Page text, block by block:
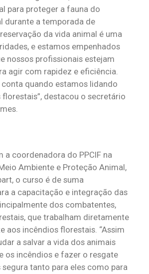
para proteger a fauna do
durante a temporada de
da vida animal é uma
e estamos empenhados
nossos profissionais estejam
agir com rapidez e eficiência.
conta quando estamos lidando
destacou o secretário
a coordenadora do PPCIF na
Ambiente e Proteção Animal,
o curso é de suma
a capacitação e integração das
dos combatentes,
que trabalham diretamente
aos incêndios florestais. “Assim
a salvar a vida dos animais
os incêndios e fazer o resgate
tanto para eles como para